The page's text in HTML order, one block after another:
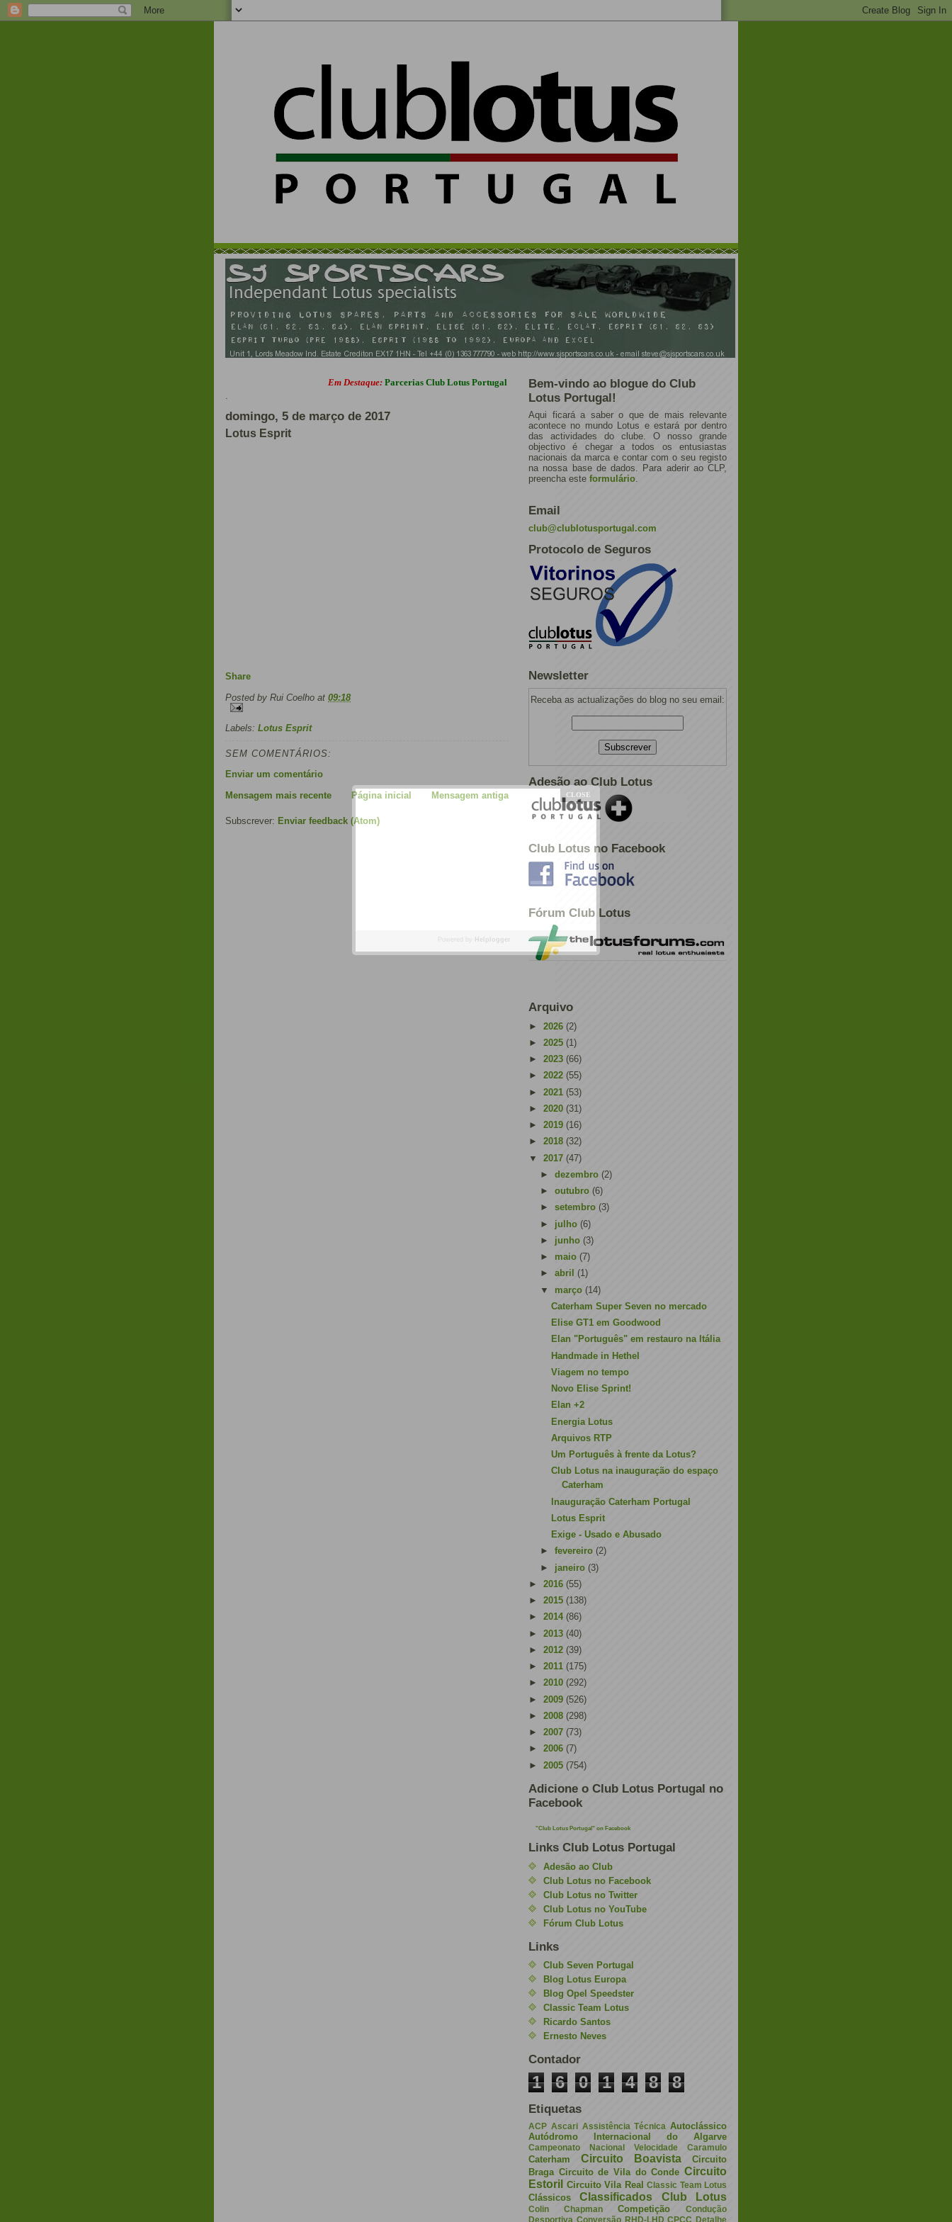
Em Destaque:Parcerias Club Lotus Portugal
domingo, 5 de março de 2017
Lotus Esprit
Share
Posted by Rui Coelho at 09:18
Labels: Lotus Esprit
SEM COMENTÁRIOS:
Enviar um comentário
Mensagem mais recente
Mensagem antiga
Página inicial
Subscrever: Enviar feedback (Atom)
Bem-vindo ao blogue do Club
Lotus Portugal!
Aqui ficará a saber o que de mais relevante
acontece no mundo Lotus e estará por dentro
das actividades do clube. O nosso grande
objectivo é chegar a todos os entusiastas
nacionais da marca e contar com o seu registo
na nossa base de dados. Para aderir ao CLP,
preencha este formulário.
Email
club@clublotusportugal.com
Powered by Helplogger
Protocolo de Seguros
Newsletter
Receba as actualizações do blog no seu email:
Adesão ao Club Lotus
Club Lotus no Facebook
Fórum Club Lotus
Arquivo
► 2026 (2)
► 2025 (1)
► 2023 (66)
► 2022 (55)
► 2021 (53)
► 2020 (31)
► 2019 (16)
► 2018 (32)
▼ 2017 (47)
► dezembro (2)
► outubro (6)
► setembro (3)
► julho (6)
► junho (3)
► maio (7)
► abril (1)
▼ março (14)
Caterham Super Seven no mercado
Elise GT1 em Goodwood
Elan "Português" em restauro na Itália
Handmade in Hethel
Viagem no tempo
Novo Elise Sprint!
Elan +2
Energia Lotus
Arquivos RTP
Um Português à frente da Lotus?
Club Lotus na inauguração do espaço
Caterham
Inauguração Caterham Portugal
Lotus Esprit
Exige - Usado e Abusado
► fevereiro (2)
► janeiro (3)
► 2016 (55)
► 2015 (138)
► 2014 (86)
► 2013 (40)
► 2012 (39)
► 2011 (175)
► 2010 (292)
► 2009 (526)
► 2008 (298)
► 2007 (73)
► 2006 (7)
► 2005 (754)
Adicione o Club Lotus Portugal no
Facebook
"Club Lotus Portugal" on Facebook
Links Club Lotus Portugal
Adesão ao Club
Club Lotus no Facebook
Club Lotus no Twitter
Club Lotus no YouTube
Fórum Club Lotus
Links
Club Seven Portugal
Blog Lotus Europa
Blog Opel Speedster
Classic Team Lotus
Ricardo Santos
Ernesto Neves
Contador
1 6 0 1 4 8 8
Etiquetas
ACP Ascari Assistência Técnica Autoclássico
Autódromo Internacional do Algarve
Campeonato Nacional Velocidade Caramulo
Caterham Circuito Boavista
Circuito
Braga Circuito de Vila do Conde Circuito
Estoril Circuito Vila Real Classic Team Lotus
Clássicos Classificados Club Lotus
Colin Chapman Competição
Condução
Desportiva Conversão RHD-LHD CPCC Detalhe